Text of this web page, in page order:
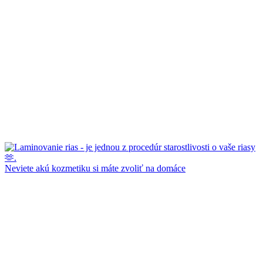
Neviete akú kozmetiku si máte zvoliť na domáce